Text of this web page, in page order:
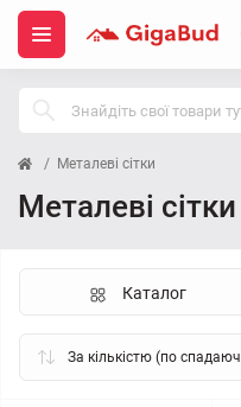
Металеві сітки
Металеві сітки
Каталог